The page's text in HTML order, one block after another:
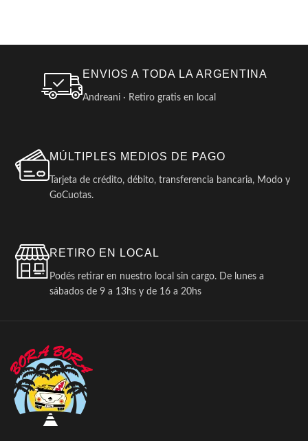
ENVIOS A TODA LA ARGENTINA
Andreani · Retiro gratis en local
MÚLTIPLES MEDIOS DE PAGO
Tarjeta de crédito, débito, transferencia bancaria, Modo y
GoCuotas.
RETIRO EN LOCAL
Podés retirar en nuestro local sin cargo. De lunes a
sábados de 9 a 13hs y de 16 a 20hs